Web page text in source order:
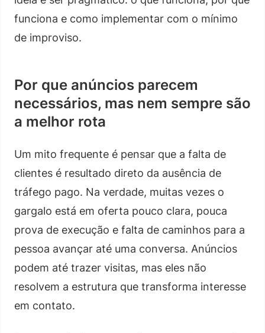
funciona e como implementar com o mínimo
de improviso.
Por que anúncios parecem
necessários, mas nem sempre são
a melhor rota
Um mito frequente é pensar que a falta de
clientes é resultado direto da ausência de
tráfego pago. Na verdade, muitas vezes o
gargalo está em oferta pouco clara, pouca
prova de execução e falta de caminhos para a
pessoa avançar até uma conversa. Anúncios
podem até trazer visitas, mas eles não
resolvem a estrutura que transforma interesse
em contato.